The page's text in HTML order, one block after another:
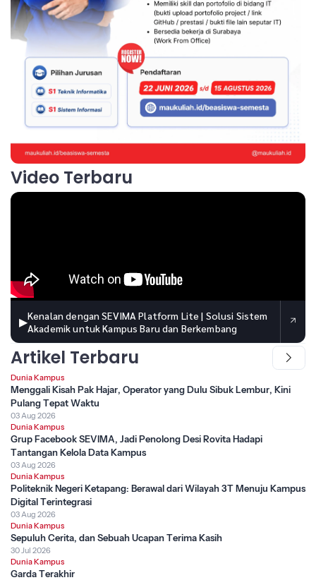
Video Terbaru
▶Kenalan dengan SEVIMA Platform Lite | Solusi Sistem
Akademik untuk Kampus Baru dan Berkembang
Artikel Terbaru
Dunia Kampus
Menggali Kisah Pak Hajar, Operator yang Dulu Sibuk Lembur, Kini
Pulang Tepat Waktu
03 Aug 2026
Dunia Kampus
Grup Facebook SEVIMA, Jadi Penolong Desi Rovita Hadapi
Tantangan Kelola Data Kampus
03 Aug 2026
Dunia Kampus
Politeknik Negeri Ketapang: Berawal dari Wilayah 3T Menuju Kampus
Digital Terintegrasi
03 Aug 2026
Dunia Kampus
Sepuluh Cerita, dan Sebuah Ucapan Terima Kasih
30 Jul 2026
Dunia Kampus
Garda Terakhir